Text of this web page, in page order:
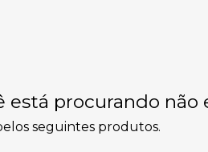
está procurando não
seguintes produtos.